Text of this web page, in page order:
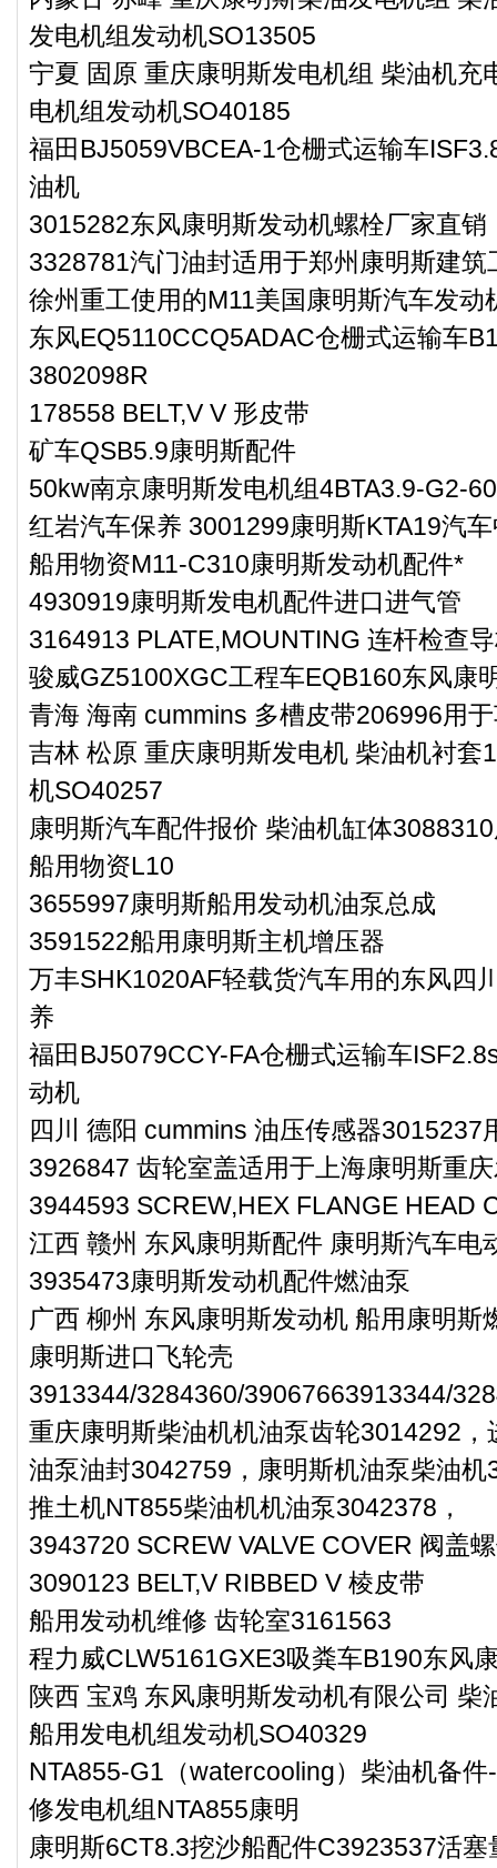
发电机组发动机SO13505
宁夏 固原 重庆康明斯发电机组 柴油机充
电机组发动机SO40185
福田BJ5059VBCEA-1仓栅式运输车
油机
3015282东风康明斯发动机螺栓厂家直销
3328781汽门油封适用于郑州康明斯建筑
徐州重工使用的M11美国康明斯汽车发动
东风EQ5110CCQ5ADAC仓栅式运输车
3802098R
178558 BELT,V V 形皮带
矿车QSB5.9康明斯配件
50kw南京康明斯发电机组4BTA3.9-G2-
红岩汽车保养 3001299康明斯KTA19汽
船用物资M11-C310康明斯发动机配件*
4930919康明斯发电机配件进口进气管
3164913 PLATE,MOUNTING 连杆检查
骏威GZ5100XGC工程车EQB160东风康
青海 海南 cummins 多槽皮带206996用
吉林 松原 重庆康明斯发电机 柴油机衬套
机SO40257
康明斯汽车配件报价 柴油机缸体
船用物资L10
3655997康明斯船用发动机油泵总成
3591522船用康明斯主机增压器
万丰SHK1020AF轻载货汽车用的东风四
养
福田BJ5079CCY-FA仓栅式运输车
动机
四川 德阳 cummins 油压传感器3015237
3926847 齿轮室盖适用于上海康明斯重
3944593 SCREW,HEX FLANGE HEAD
江西 赣州 东风康明斯配件 康明斯汽车电
3935473康明斯发动机配件燃油泵
广西 柳州 东风康明斯发动机 船用康明斯
康明斯进口飞轮壳
3913344/3284360/39067663913344/
重庆康明斯柴油机机油泵齿轮3014292
油泵油封3042759，康明斯机油泵柴油
推土机NT855柴油机机油泵3042378，
3943720 SCREW VALVE COVER 阀盖
3090123 BELT,V RIBBED V 棱皮带
船用发动机维修 齿轮室3161563
程力威CLW5161GXE3吸粪车B190东风
陕西 宝鸡 东风康明斯发动机有限公司 柴
船用发电机组发动机SO40329
NTA855-G1（watercooling）柴油机备
修发电机组NTA855康明
康明斯6CT8.3挖沙船配件C3923537活塞